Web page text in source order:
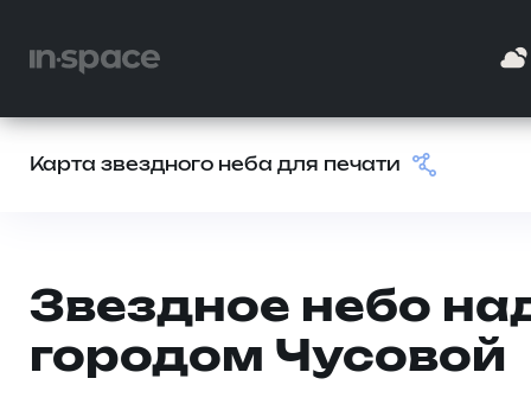
Карта звездного неба для печати
Звездное небо
городом Чусовой